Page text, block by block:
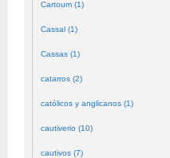
Cartoum (1)
Cassal (1)
Cassas (1)
catarros (2)
católicos y anglicanos (1)
cautiverio (10)
cautivos (7)